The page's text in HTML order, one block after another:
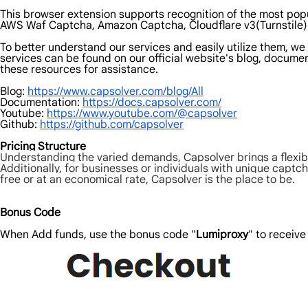
This browser extension supports recognition of the most
AWS Waf Captcha, Amazon Captcha, Cloudflare
To better understand our services and easily utilize them,
services can be found on our official website's blog,
these resources for assistance.
Blog: https://www.capsolver.com/blog/All
Documentation: https://docs.capsolver.com/
Youtube: https://www.youtube.com/@capsolver
Github: https://github.com/capsolver
Pricing Structure
Understanding the varied demands, Capsolver brings a
Additionally, for businesses or individuals with unique
free or at an economical rate, Capsolver is the place to be.
Bonus Code
When Add funds, use the bonus code "Lumiproxy" to